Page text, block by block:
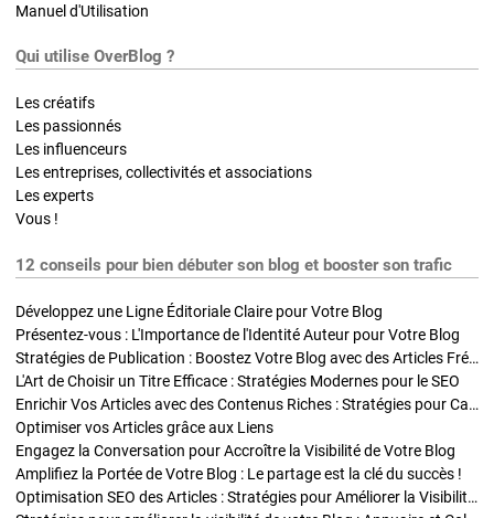
Manuel d'Utilisation
Qui utilise OverBlog ?
Les créatifs
Les passionnés
Les influenceurs
Les entreprises, collectivités et associations
Les experts
Vous !
12 conseils pour bien débuter son blog et booster son trafic
Développez une Ligne Éditoriale Claire pour Votre Blog
Présentez-vous : L'Importance de l'Identité Auteur pour Votre Blog
Stratégies de Publication : Boostez Votre Blog avec des Articles Fréquents et Exclusifs
L'Art de Choisir un Titre Efficace : Stratégies Modernes pour le SEO
Enrichir Vos Articles avec des Contenus Riches : Stratégies pour Captiver et Optimiser
Optimiser vos Articles grâce aux Liens
Engagez la Conversation pour Accroître la Visibilité de Votre Blog
Amplifiez la Portée de Votre Blog : Le partage est la clé du succès !
Optimisation SEO des Articles : Stratégies pour Améliorer la Visibilité de Votre Blog